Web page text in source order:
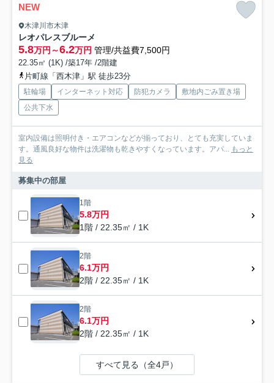
NEW
木津川市木津
レオパレスブルーメ
5.8万円～6.2万円 管理/共益費7,500円
22.35㎡ (1K) /築17年 /2階建
片町線「西木津」駅 徒歩23分
駐輪場 インターネット対応 防犯カメラ
敷地内ごみ置き場
公共下水
室内設備は照明付き・エアコンなどが揃っており、とても充実していま
す。通風良好な物件は洗濯物も乾きやすくなっています。アパ... もっと
見る
募集中の部屋
1階
5.8万円
1階 / 22.35㎡ / 1K
2階
6.1万円
2階 / 22.35㎡ / 1K
2階
6.1万円
2階 / 22.35㎡ / 1K
すべて見る（全4戸）